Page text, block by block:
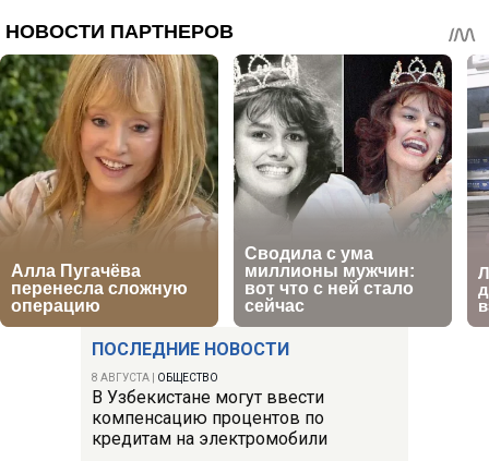
ПОСЛЕДНИЕ НОВОСТИ
8 АВГУСТА ОБЩЕСТВО
В Узбекистане могут ввести
компенсацию процентов по
кредитам на электромобили